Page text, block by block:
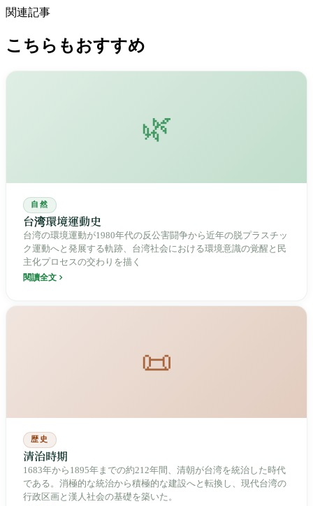
関連記事
こちらもおすすめ
🌿
自然
台湾環境運動史
台湾の環境運動が1980年代の反公害闘争から近年の脱プラスチッ
ク運動へと発展する軌跡、台湾社会における環境意識の覚醒と民
主化プロセスの交わりを描く
閱讀全文
📜
歴史
清治時期
1683年から1895年までの約212年間、清朝が台湾を統治した時代
である。消極的な統治から積極的な建設へと転換し、現代台湾の
行政区画と漢人社会の基礎を築いた。